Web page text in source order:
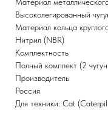
Высоколегированный
Материал кольца
Нитрил (NBR)
Комплектность
Полный комплект (2
Производитель
Россия
Для техники: Cat